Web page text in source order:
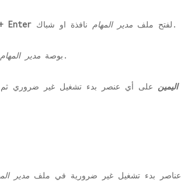
Enter لفتح ملف مدير المهام نافذة او شباك.
2 بوصة مدير المهام ' التبويب.
على أي عنصر بدء تشغيل غير ضروري
بدء تشغيل غير ضرورية في ملف مدير